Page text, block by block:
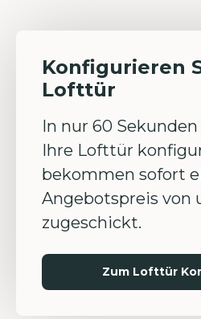
Konfigurieren
Lofttür
In nur 60
Ihre Lofttür
bekommen sofort
Angebotspreis von
zugeschickt.
Zum Lofttür